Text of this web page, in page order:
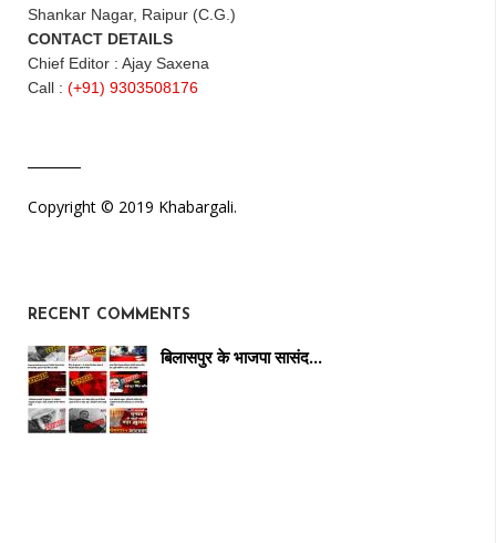
Shankar Nagar, Raipur (C.G.)
CONTACT DETAILS
Chief Editor : Ajay Saxena
Call : (+91) 9303508176
Copyright © 2019 Khabargali.
RECENT COMMENTS
बिलासपुर के भाजपा सासंद…